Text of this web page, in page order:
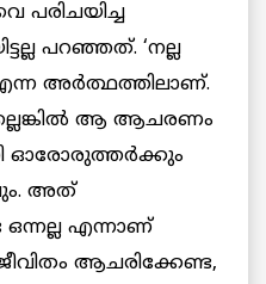
പരിചയിച്ച
പറഞ്ഞത്. ‘നല്ല
അര്‍ത്ഥത്തിലാണ്.
ആ ആചരണം
ഓരോരുത്തര്‍ക്കും
അത്
ഒന്നല്ല എന്നാണ്
ആചരിക്കേണ്ട,